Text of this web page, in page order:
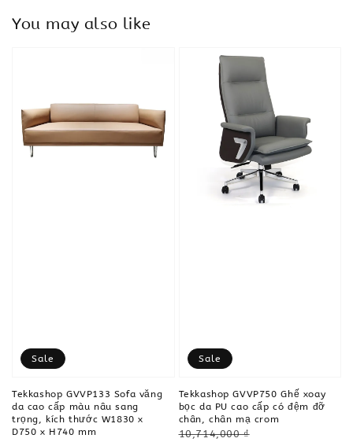
You may also like
Sale
Tekkashop GVVP133 Sofa văng
da cao cấp màu nâu sang
trọng, kích thước W1830 x
D750 x H740 mm
Sale
Tekkashop GVVP750 Ghế xoay
bọc da PU cao cấp có đệm đỡ
chân, chân mạ crom
Regular
10,714,000 ₫